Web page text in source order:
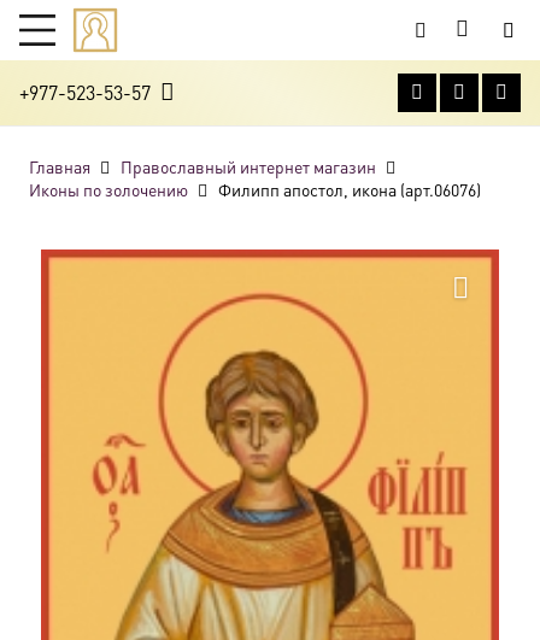
+977-523-53-57
Главная
Православный интернет магазин
Иконы по золочению
Филипп апостол, икона (арт.06076)